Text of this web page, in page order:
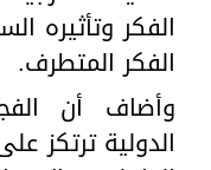
الفكر وتأثيره
الفكر المتطرف.
وأضاف أن
الدولية ترتكز